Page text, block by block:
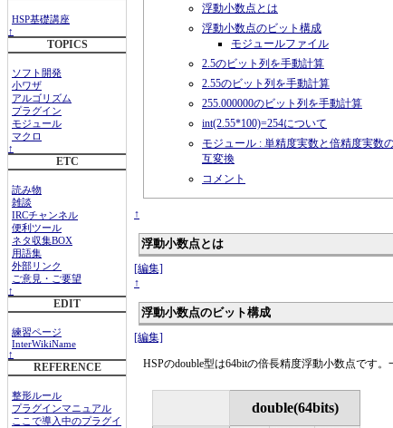
HSP基礎講座
↑
TOPICS
ソフト開発
小ワザ
アルゴリズム
プラグイン
モジュール
マクロ
↑
ETC
読み物
雑談
IRCチャンネル
便利ツール
ネタ収集BOX
用語集
外部リンク
ご意見・ご要望
↑
EDIT
練習ページ
InterWikiName
↑
REFERENCE
整形ルール
プラグインマニュアル
ここで導入中のプラグイ
浮動小数点とは
浮動小数点のビット構成
モジュールファイル
2.5のビット列を手動計算
2.55のビット列を手動計算
255.000000のビット列を手動計算
int(2.55*100)=254について
モジュール : 単精度実数と倍精度実数
互変換
コメント
↑
浮動小数点とは
[編集]
↑
浮動小数点のビット構成
[編集]
HSPのdouble型は64bitの倍長精度浮動小数点です
double(64bits)